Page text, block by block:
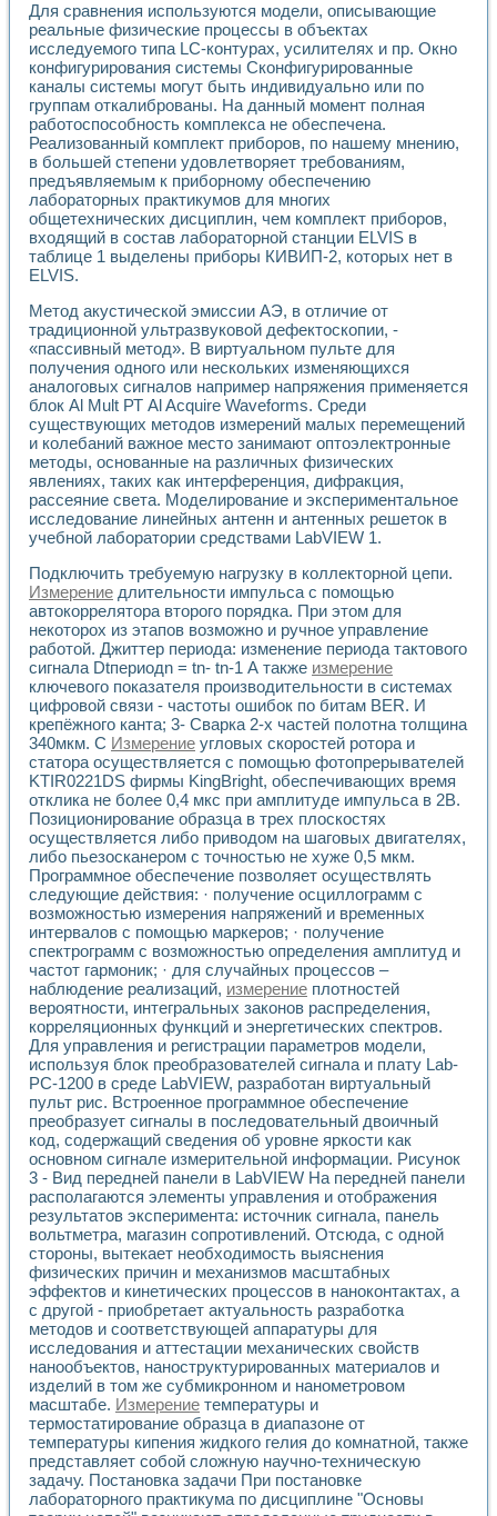
Опыт использования NI LabVIEW для создания
Применение LabVIEW для исследования течения в
Создание виртуальной работы «Изучение магнитных
Обратный маятник
Устройство для изучения основ интерфейсов обмена по
Лабораторный практикум: изучение адиабатического
Стенд для исследования электрических переходных
Система статистической обработки результатов
Автоматизация лазерно-плазменных измерений с
Модельно-измерительный комплекс. Назначение. Состав.
Использование технологий NATIONAL INSTRUMENTS
Учебный практикум "Спектральный и корреляционный
Учебный стенд для исследования принципа действия
Виртуальный лабораторный практикум для изучения
Управление роботом ТУР-10 средствами LabVIEW
Аппаратно-программный комплекс для исследования
Автоматизированный дистанционный лабораторный
Исследование возможности реставрации одномерных
Использование технологий NATIONAL INSTRUMENTS в
Разработка модификаций алгоритма полигармонической
Учебный стенд для исследования принципа действия
Виртуальная система поддержки принимаемых решений в
Преемственность дисциплин «Моделирование систем» и
Универсальный стенд для исследования электрических
Лабораторные практикумы по информационно-
Лабораторный практикум по основам теории Коммутации
Разработка виртуальной лабораторной работы
Виртуальные практикумы по электротехнике в среде
Из опыта внедрения в рамках национального проекта
Исследование эффективности решателей
Опыт разработки LabVIEW лабораторных практикумов
Проблемы повышения качества образования и
Развитие LabVIEW лабораторного практикума по
Разработка виртуальной лаборатории по электротехнике
Усовершенствованные алгоритмы частотного анализа
Об опыте работы учебного центра «Технологии
Технологии NI в магистерской программе «Прикладная
Система диагностики двигателей постоянного тока
Автоматизированный стенд формирования
Лабораторный практикум по курсу ИИС на базе
Партнеры
Академические и отраслевые институты
Учебные заведения
Бизнес
Контакты
Для сравнения используются модели, описывающие
реальные физические процессы в объектах
исследуемого типа LC-контурах, усилителях и пр. Окно
конфигурирования системы Сконфигурированные
каналы системы могут быть индивидуально или по
группам откалиброваны. На данный момент полная
работоспособность комплекса не обеспечена.
Реализованный комплект приборов, по нашему мнению,
в большей степени удовлетворяет требованиям,
предъявляемым к приборному обеспечению
лабораторных практикумов для многих
общетехнических дисциплин, чем комплект приборов,
входящий в состав лабораторной станции ELVIS в
таблице 1 выделены приборы КИВИП-2, которых нет в
ELVIS.
Метод акустической эмиссии АЭ, в отличие от
традиционной ультразвуковой дефектоскопии, -
«пассивный метод». В виртуальном пульте для
получения одного или нескольких изменяющихся
аналоговых сигналов например напряжения применяется
блок Al Mult РТ Al Acquire Waveforms. Среди
существующих методов измерений малых перемещений
и колебаний важное место занимают оптоэлектронные
методы, основанные на различных физических
явлениях, таких как интерференция, дифракция,
рассеяние света. Моделирование и экспериментальное
исследование линейных антенн и антенных решеток в
учебной лаборатории средствами LabVIEW 1.
Подключить требуемую нагрузку в коллекторной цепи.
Измерение длительности импульса с помощью
автокоррелятора второго порядка. При этом для
некоторох из этапов возможно и ручное управление
работой. Джиттер периода: изменение периода тактового
сигнала Dtпериодn = tn- tn-1 А также измерение
ключевого показателя производительности в системах
цифровой связи - частоты ошибок по битам BER. И
крепёжного канта; 3- Сварка 2-х частей полотна толщина
340мкм. С Измерение угловых скоростей ротора и
статора осуществляется с помощью фотопрерывателей
KTIR0221DS фирмы KingBright, обеспечивающих время
отклика не более 0,4 мкс при амплитуде импульса в 2В.
Позиционирование образца в трех плоскостях
осуществляется либо приводом на шаговых двигателях,
либо пьезосканером с точностью не хуже 0,5 мкм.
Программное обеспечение позволяет осуществлять
следующие действия: · получение осциллограмм с
возможностью измерения напряжений и временных
интервалов с помощью маркеров; · получение
спектрограмм с возможностью определения амплитуд и
частот гармоник; · для случайных процессов –
наблюдение реализаций, измерение плотностей
вероятности, интегральных законов распределения,
корреляционных функций и энергетических спектров.
Для управления и регистрации параметров модели,
используя блок преобразователей сигнала и плату Lab-
PC-1200 в среде LabVIEW, разработан виртуальный
пульт рис. Встроенное программное обеспечение
преобразует сигналы в последовательный двоичный
код, содержащий сведения об уровне яркости как
основном сигнале измерительной информации. Рисунок
3 - Вид передней панели в LabVIEW На передней панели
располагаются элементы управления и отображения
результатов эксперимента: источник сигнала, панель
вольтметра, магазин сопротивлений. Отсюда, с одной
стороны, вытекает необходимость выяснения
физических причин и механизмов масштабных
эффектов и кинетических процессов в наноконтактах, а
с другой - приобретает актуальность разработка
методов и соответствующей аппаратуры для
исследования и аттестации механических свойств
нанообъектов, наноструктурированных материалов и
изделий в том же субмикронном и нанометровом
масштабе. Измерение температуры и
термостатирование образца в диапазоне от
температуры кипения жидкого гелия до комнатной, также
представляет собой сложную научно-техническую
задачу. Постановка задачи При постановке
лабораторного практикума по дисциплине "Основы